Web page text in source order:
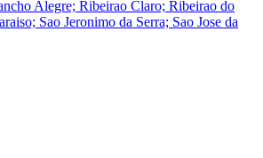
Alegre; Ribeirao Claro; Ribeirao do
Sao Jeronimo da Serra; Sao Jose da